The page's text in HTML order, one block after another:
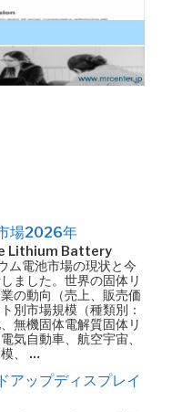
場2026年
Lithium Battery
ム電池市場の現状と今
ました。世界の固体リ
の動向（売上、販売価
別市場規模（種類別：
無機固体電解質固体リ
気自動車、航空宇宙、
模、 …
アップディスプレイ